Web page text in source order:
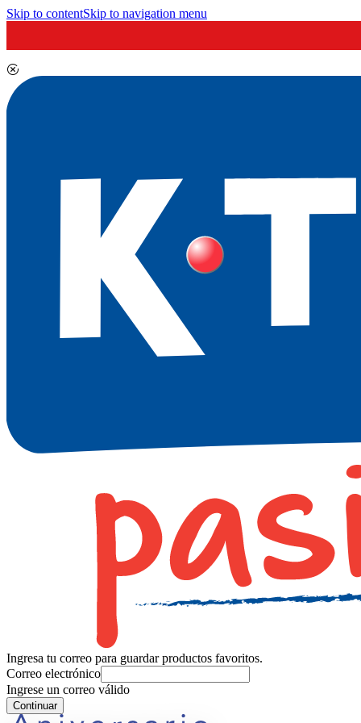
Skip to contentSkip to navigation menu
Ingresa tu correo para guardar productos favoritos.
Correo electrónico
Ingrese un correo válido
Continuar